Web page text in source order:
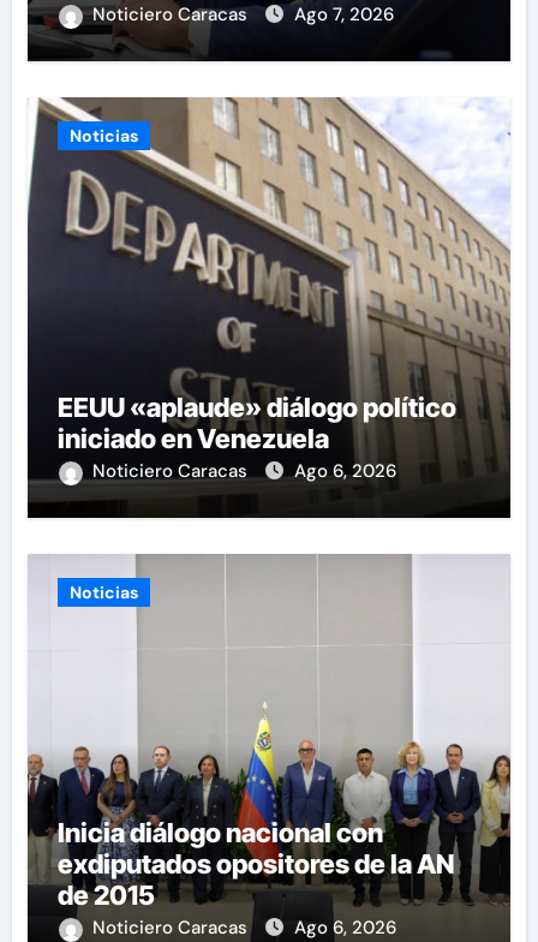
Noticiero Caracas Ago 7, 2026
Noticias
EEUU «aplaude» diálogo político
iniciado en Venezuela
Noticiero Caracas Ago 6, 2026
Noticias
Inicia diálogo nacional con
exdiputados opositores de la AN
de 2015
Noticiero Caracas Ago 6, 2026